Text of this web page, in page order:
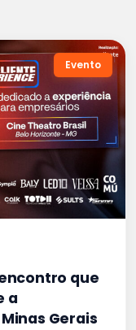
Evento
que
a
Gerais